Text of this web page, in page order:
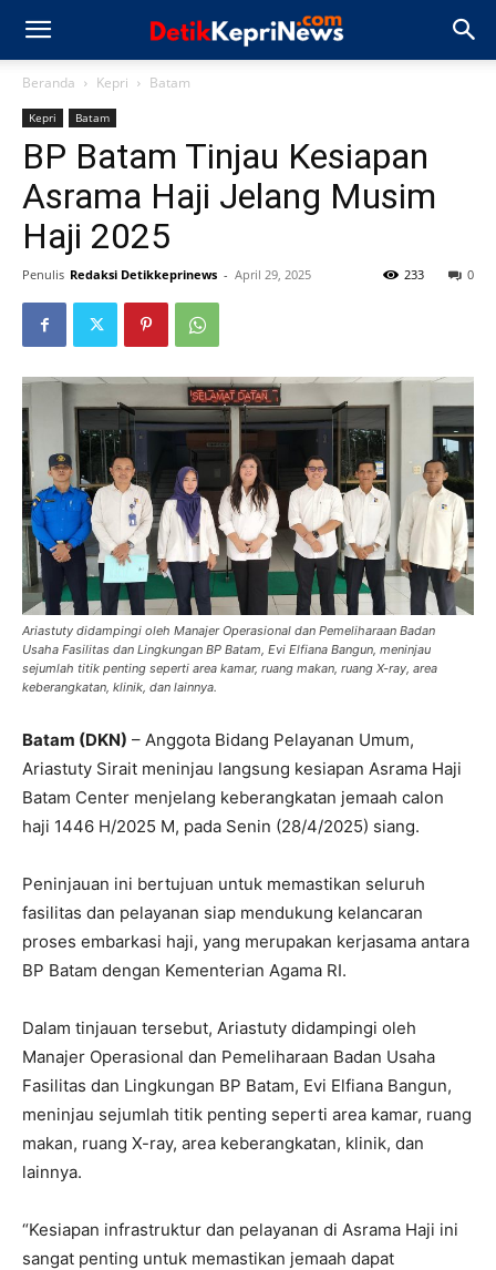
Beranda Kepri Batam
Kepri Batam
BP Batam Tinjau Kesiapan
Asrama Haji Jelang Musim
Haji 2025
Penulis Redaksi Detikkeprinews - April 29, 2025 0
233
Ariastuty didampingi oleh Manajer Operasional dan Pemeliharaan Badan
Usaha Fasilitas dan Lingkungan BP Batam, Evi Elfiana Bangun, meninjau
sejumlah titik penting seperti area kamar, ruang makan, ruang X-ray, area
keberangkatan, klinik, dan lainnya.
Batam (DKN) – Anggota Bidang Pelayanan Umum,
Ariastuty Sirait meninjau langsung kesiapan Asrama Haji
Batam Center menjelang keberangkatan jemaah calon
haji 1446 H/2025 M, pada Senin (28/4/2025) siang.
Peninjauan ini bertujuan untuk memastikan seluruh
fasilitas dan pelayanan siap mendukung kelancaran
proses embarkasi haji, yang merupakan kerjasama antara
BP Batam dengan Kementerian Agama RI.
Dalam tinjauan tersebut, Ariastuty didampingi oleh
Manajer Operasional dan Pemeliharaan Badan Usaha
Fasilitas dan Lingkungan BP Batam, Evi Elfiana Bangun,
meninjau sejumlah titik penting seperti area kamar, ruang
makan, ruang X-ray, area keberangkatan, klinik, dan
lainnya.
“Kesiapan infrastruktur dan pelayanan di Asrama Haji ini
sangat penting untuk memastikan jemaah dapat